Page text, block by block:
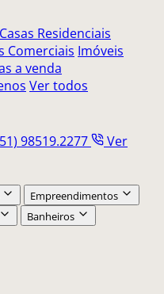
Casas Residenciais
Comerciais Imóveis
a venda
Ver todos
98519.2277
Ver
Empreendimentos
Banheiros